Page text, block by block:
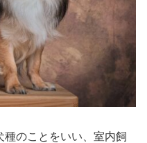
のことをいい、室内飼